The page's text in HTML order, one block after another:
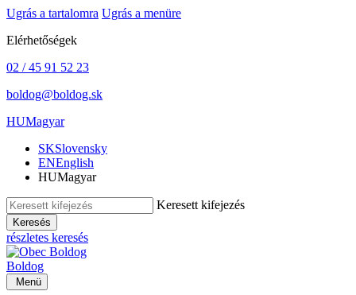
Ugrás a tartalomra Ugrás a menüre
Elérhetőségek
02 / 45 91 52 23
boldog@boldog.sk
HUMagyar
SKSlovensky
ENEnglish
HUMagyar
Keresett kifejezés
Keresés
részletes keresés
Boldog
Menü